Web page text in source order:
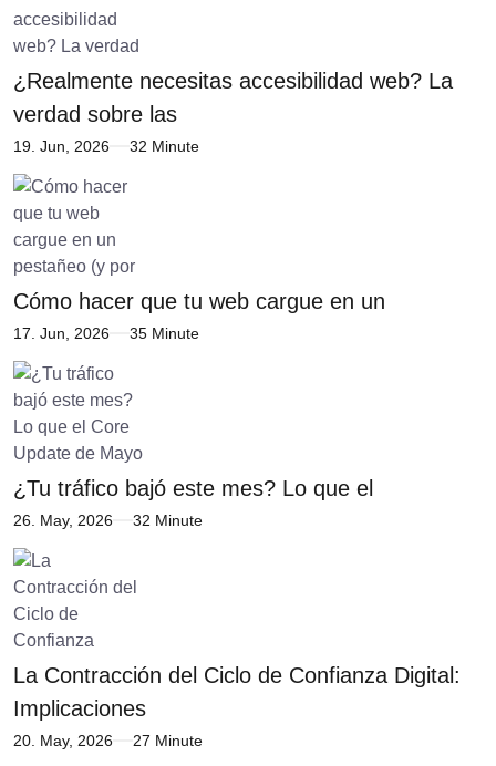
¿Realmente necesitas accesibilidad web? La
verdad sobre las
19. Jun, 2026 32 Minute
Cómo hacer que tu web cargue en un
17. Jun, 2026 35 Minute
¿Tu tráfico bajó este mes? Lo que el
26. May, 2026 32 Minute
La Contracción del Ciclo de Confianza Digital:
Implicaciones
20. May, 2026 27 Minute